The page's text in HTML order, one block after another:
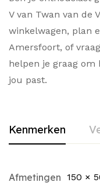
V van Twan van de
winkelwagen, plan
Amersfoort, of
helpen je graag
jou past.
Kenmerken
Afmetingen 150 ×